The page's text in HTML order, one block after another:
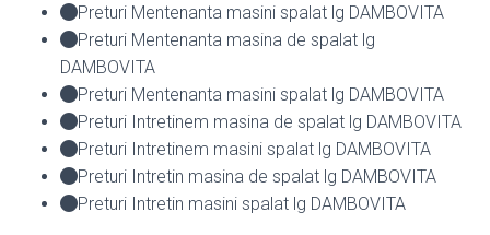
Preturi Mentenanta masini spalat lg DAMBOVITA
Preturi Mentenanta masina de spalat lg
DAMBOVITA
Preturi Mentenanta masini spalat lg DAMBOVITA
Preturi Intretinem masina de spalat lg DAMBOVITA
Preturi Intretinem masini spalat lg DAMBOVITA
Preturi Intretin masina de spalat lg DAMBOVITA
Preturi Intretin masini spalat lg DAMBOVITA